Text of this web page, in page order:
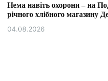
Нема навіть охорони – на
річного хлібного магазину
04.08.2026